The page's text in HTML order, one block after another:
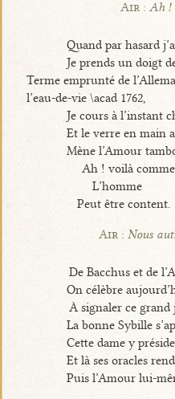
Air : Ah !
Quand par hasard
Je prends un doigt
Terme emprunté de
l’eau-de-vie \acad 1762,
Je cours à l’instant
Et le verre en main
Mène l’Amour
Ah ! voilà comme
L’homme
Peut être content.
Air : Nous
De Bacchus et de
On célèbre
À signaler ce grand
La bonne Sybille
Cette dame y
Et là ses oracles
Puis l’Amour lui-